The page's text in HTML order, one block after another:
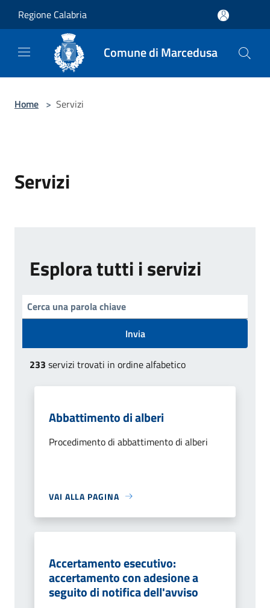
Regione Calabria
Comune di Marcedusa
Home > Servizi
Servizi
Esplora tutti i servizi
Invia
233 servizi trovati in ordine alfabetico
Abbattimento di alberi
Procedimento di abbattimento di alberi
VAI ALLA PAGINA
Accertamento esecutivo:
accertamento con adesione a
seguito di notifica dell'avviso